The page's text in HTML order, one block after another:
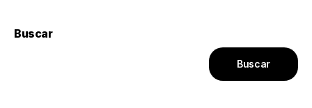
Buscar
Buscar